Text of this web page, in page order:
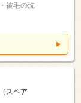
被毛の洗
スペア